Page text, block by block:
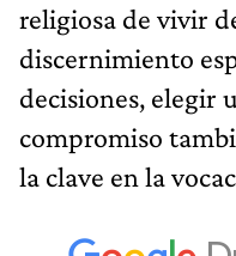
religiosa de vivir
discernimiento
decisiones, elegir
compromiso
la clave en la